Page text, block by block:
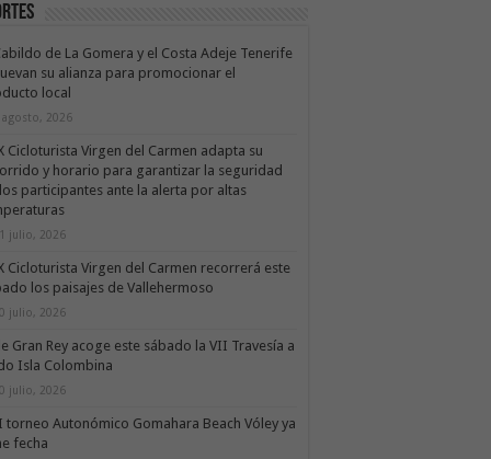
de La Gomera y el Costa Adeje Tenerife
su alianza para promocionar el
local
agosto, 2026
Cicloturista Virgen del Carmen adapta su
y horario para garantizar la seguridad
participantes ante la alerta por altas
julio, 2026
Cicloturista Virgen del Carmen recorrerá este
los paisajes de Vallehermoso
julio, 2026
Gran Rey acoge este sábado la VII Travesía a
Isla Colombina
julio, 2026
torneo Autonómico Gomahara Beach Vóley ya
fecha